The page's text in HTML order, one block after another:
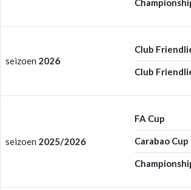
seizoen 2026
Club
Club
seizoen 2025/2026
FA Cup
Carabao Cup